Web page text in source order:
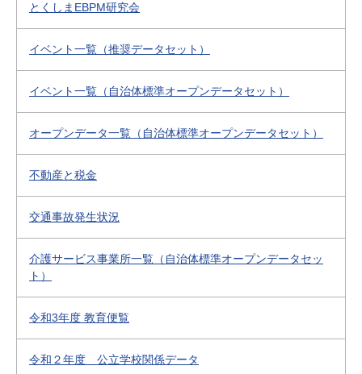
とくしまEBPM研究会
イベント一覧（推奨データセット）
イベント一覧（自治体標準オープンデータセット）
オープンデータ一覧（自治体標準オープンデータセット）
不動産と税金
交通事故発生状況
介護サービス事業所一覧（自治体標準オープンデータセッ
ト）
令和3年度 教育便覧
令和２年度 公立学校関係データ